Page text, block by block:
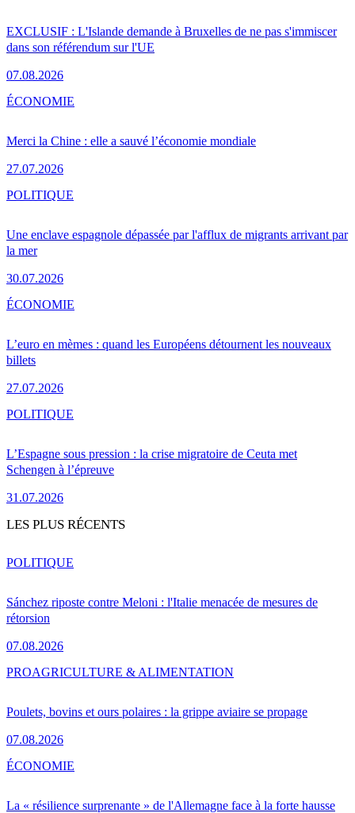
EXCLUSIF : L'Islande demande à Bruxelles de ne pas s'immiscer
dans son référendum sur l'UE
07.08.2026
Merci la Chine : elle a sauvé l’économie mondiale
27.07.2026
ÉCONOMIE
Une enclave espagnole dépassée par l'afflux de migrants arrivant par
la mer
30.07.2026
POLITIQUE
L’euro en mèmes : quand les Européens détournent les nouveaux
billets
27.07.2026
ÉCONOMIE
L’Espagne sous pression : la crise migratoire de Ceuta met
Schengen à l’épreuve
31.07.2026
POLITIQUE
LES PLUS RÉCENTS
Sánchez riposte contre Meloni : l'Italie menacée de mesures de
rétorsion
07.08.2026
POLITIQUE
Poulets, bovins et ours polaires : la grippe aviaire se propage
07.08.2026
PROAGRICULTURE & ALIMENTATION
La « résilience surprenante » de l'Allemagne face à la forte hausse
ÉCONOMIE